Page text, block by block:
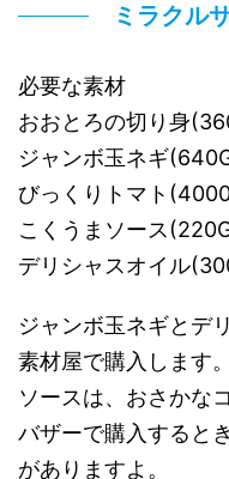
ミラクル
必要な素材
おおとろの切り身
ジャンボ玉ネギ
びっくりトマト
こくうまソース
デリシャスオイル
ジャンボ玉ネギとデ
素材屋で購入します
ソースは、おさかな
バザーで購入すると
がありますよ。